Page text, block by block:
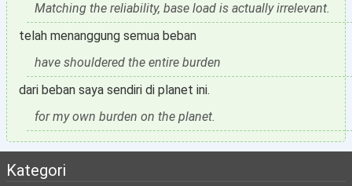
Matching the reliability, base load is actually irrelevant.
telah menanggung semua beban
have shouldered the entire burden
dari beban saya sendiri di planet ini.
for my own burden on the planet.
Kategori